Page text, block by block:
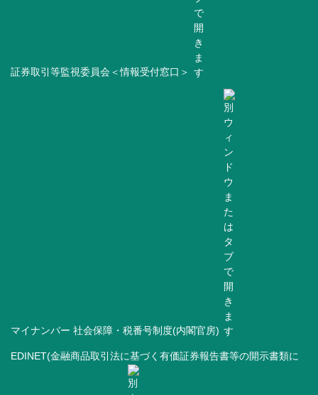
証券取引等監視委員会＜情報受付窓口＞
マイナンバー 社会保障・税番号制度(内閣官房)
EDINET(金融商品取引法に基づく有価証券報告書等の開示書類に